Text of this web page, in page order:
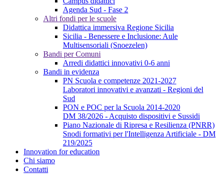
Agenda Sud - Fase 2
Altri fondi per le scuole
Didattica immersiva Regione Sicilia
Sicilia - Benessere e Inclusione: Aule
Multisensoriali (Snoezelen)
Bandi per Comuni
Arredi didattici innovativi 0-6 anni
Bandi in evidenza
PN Scuola e competenze 2021-2027
Laboratori innovativi e avanzati - Regioni del
Sud
PON e POC per la Scuola 2014-2020
DM 38/2026 - Acquisto dispositivi e Sussidi
Piano Nazionale di Ripresa e Resilienza (PNRR)
Snodi formativi per l'Intelligenza Artificiale - DM
219/2025
Innovation for education
Chi siamo
Contatti